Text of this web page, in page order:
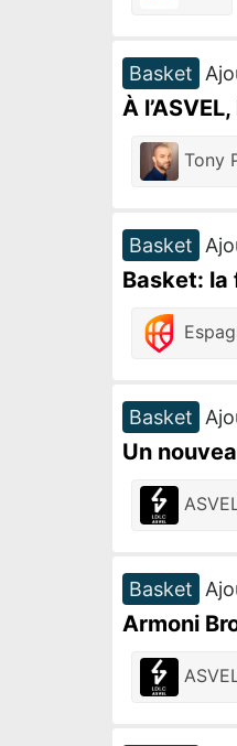
Basket
À
Tony
Basket
Basket: la
Basket
Un
Basket
Armoni